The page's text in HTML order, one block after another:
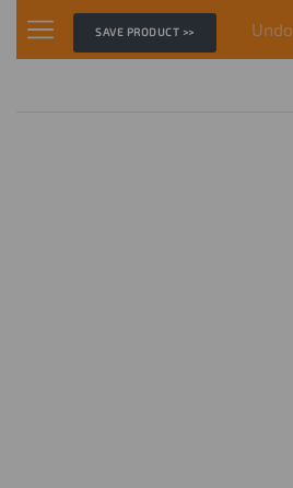
SAVE PRODUCT >> Undo